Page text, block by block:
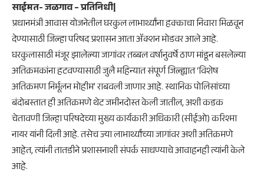
साईमत- जळगाव – प्रतिनिधी|
प्रधानमंत्री आवास योजनेतील घरकुल लाभार्थ्यांना हक्काचा निवारा मिळवून
देण्यासाठी जिल्हा परिषद प्रशासन आता ॲक्शन मोडवर आले आहे.
घरकुलासाठी मंजूर झालेल्या जागांवर तब्बल वर्षानुवर्षे ठाण मांडून बसलेल्या
अतिक्रमकांना हटवण्यासाठी जुलै महिन्यात संपूर्ण जिल्ह्यात ‘विशेष
अतिक्रमण निर्मूलन मोहीम’ राबवली जाणार आहे. स्थानिक पोलिसांच्या
बंदोबस्तात ही अतिक्रमणे थेट जमीनदोस्त केली जातील, अशी कडक
चेतावणी जिल्हा परिषदेच्या मुख्य कार्यकारी अधिकारी (सीईओ) करिश्मा
नायर यांनी दिली आहे. तसेच ज्या लाभार्थ्यांच्या जागांवर अशी अतिक्रमणे
आहेत, त्यांनी तातडीने प्रशासनाशी संपर्क साधण्याचे आवाहनही त्यांनी केले
आहे.